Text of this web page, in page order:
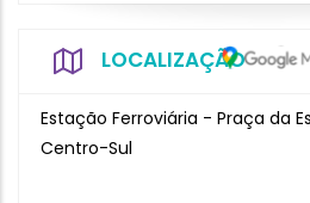
LOCALIZAÇÃO
Estação Ferroviária - Praça da
Centro-Sul